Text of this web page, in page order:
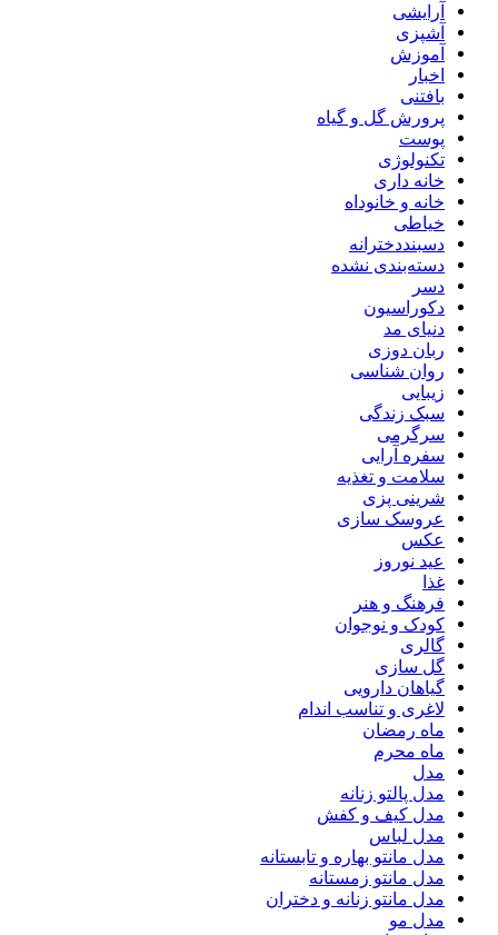
آرایشی
آشپزی
آموزش
اخبار
بافتنی
پرورش گل و گیاه
پوست
تکنولوژی
خانه داری
خانه و خانوداه
خیاطی
دسبنددخترانه
دسته‌بندی نشده
دسر
دکوراسیون
دنیای مد
ربان دوزی
روان شناسی
زیبایی
سبک زندگی
سرگرمی
سفره آرایی
سلامت و تغذیه
شرینی پزی
عروسک سازی
عکس
عید نوروز
غذا
فرهنگ و هنر
کودک و نوجوان
گالری
گل سازی
گیاهان دارویی
لاغری و تناسب اندام
ماه رمضان
ماه محرم
مدل
مدل پالتو زنانه
مدل کیف و کفش
مدل لباس
مدل مانتو بهاره و تابستانه
مدل مانتو زمستانه
مدل مانتو زنانه و دختران
مدل مو